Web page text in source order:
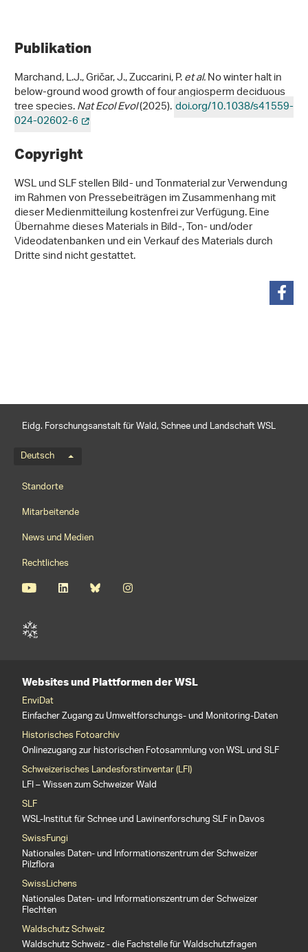
Publikation
Marchand, L.J., Gričar, J., Zuccarini, P.et al.No winter halt in
below-ground wood growth of four angiosperm deciduous
tree species.Nat Ecol Evol(2025).doi.org/10.1038/s41559-
024-02602-6
Copyright
WSL und SLF stellen Bild- und Tonmaterial zur Verwendung
im Rahmen von Pressebeiträgen im Zusammenhang mit
dieser Medienmitteilung kostenfrei zur Verfügung. Eine
Übernahme dieses Materials in Bild-, Ton- und/oder
Videodatenbanken und ein Verkauf des Materials durch
Dritte sind nicht gestattet.
Eidg. Forschungsanstalt für Wald, Schnee und Landschaft WSL
Sprachmenü
Deutsch
Footernavigation
Standorte
Mitarbeitende
News und Medien
Rechtliches
Websites und Plattformen der WSL
EnviDat
Einfacher Zugang zu Umweltforschungs- und Monitoring-Daten
Historisches Fotoarchiv
Onlinezugang zur historischen Fotosammlung von WSL und SLF
Schweizerisches Landesforstinventar (LFI)
LFI – Wissen zum Schweizer Wald
SLF
WSL-Institut für Schnee und Lawinenforschung SLF in Davos
SwissFungi
Nationales Daten- und Informationszentrum der Schweizer
Pilzflora
SwissLichens
Nationales Daten- und Informationszentrum der Schweizer
Flechten
Waldschutz Schweiz
Waldschutz Schweiz - die Fachstelle für Waldschutzfragen